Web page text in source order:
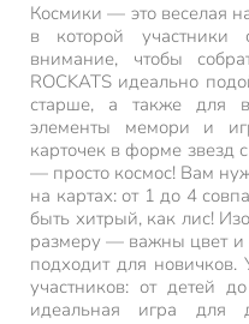
Космики — это веселая
в которой участники
внимание, чтобы
ROCKATS идеально
старше, а также для
элементы мемори и
карточек в форме звезд
— просто космос! Вам
на картах: от 1 до 4
быть хитрый, как лис!
размеру — важны цвет и
подходит для
участников: от детей
идеальная игра для